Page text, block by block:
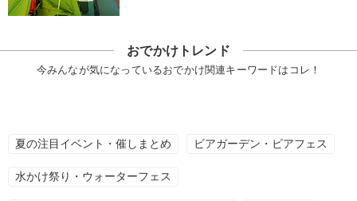
おでかけトレンド
今みんなが気になっているおでかけ関連キーワードはコレ！
夏の注目イベント・催しまとめ ビアガーデン・ビアフェス
水かけ祭り・ウォーターフェス